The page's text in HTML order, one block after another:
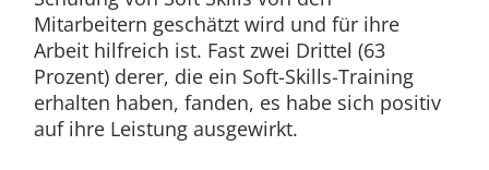
Mitarbeitern geschätzt wird und für ihre
Arbeit hilfreich ist. Fast zwei Drittel (63
Prozent) derer, die ein Soft-Skills-Training
erhalten haben, fanden, es habe sich positiv
auf ihre Leistung ausgewirkt.